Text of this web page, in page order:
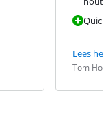
Lees
Tom
Datum: